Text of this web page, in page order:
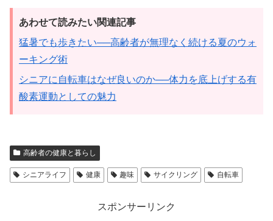
あわせて読みたい関連記事
猛暑でも歩きたい──高齢者が無理なく続ける夏のウォ
ーキング術
シニアに自転車はなぜ良いのか──体力を底上げする有
酸素運動としての魅力
高齢者の健康と暮らし
シニアライフ 健康 趣味 サイクリング 自転車
スポンサーリンク